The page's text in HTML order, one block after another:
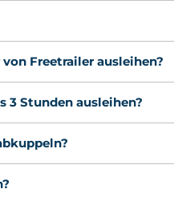
Freetrailer ausleihen?
3 Stunden ausleihen?